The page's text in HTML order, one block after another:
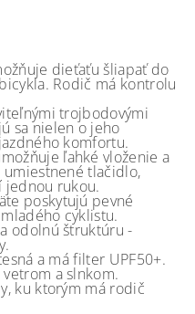
dieťaťu šliapať do
Rodič má kontrolu
trojbodovými
sa nielen o jeho
komfortu.
ľahké vloženie a
tlačidlo,
jednou rukou.
poskytujú pevné
cyklistu.
odolnú štruktúru -
a má filter UPF50+.
a slnkom.
ku ktorým má rodič